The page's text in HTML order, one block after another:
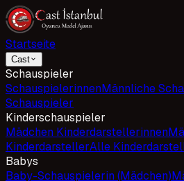
Startseite
Cast
Schauspieler
SchauspielerinnenMännliche
Schauspieler
Kinderschauspieler
Mädchen Kinderdarstellerinnen
KinderdarstellerAlle
Babys
Baby-Schauspielerin (Mädchen)